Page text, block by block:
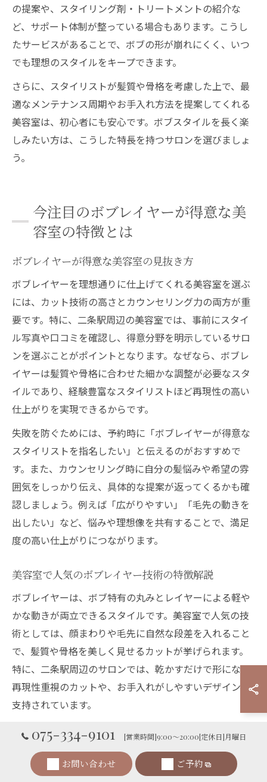
の提案や、スタイリング剤・トリートメントの紹介な
ど、サポート体制が整っている場合もあります。こうし
たサービスがあることで、ボブの形が崩れにくく、いつ
でも理想のスタイルをキープできます。
さらに、スタイリストが髪質や骨格を考慮した上で、最
適なメンテナンス周期やお手入れ方法を提案してくれる
美容室は、初心者にも安心です。ボブスタイルを長く楽
しみたい方は、こうした特長を持つサロンを選びましょ
う。
今注目のボブレイヤーが得意な美
容室の特徴とは
ボブレイヤーが得意な美容室の見抜き方
ボブレイヤーを理想通りに仕上げてくれる美容室を選ぶ
には、カット技術の高さとカウンセリング力の両方が重
要です。特に、二条駅周辺の美容室では、事前にスタイ
ル写真や口コミを確認し、得意分野を明示しているサロ
ンを選ぶことがポイントとなります。なぜなら、ボブレ
イヤーは髪質や骨格に合わせた細かな調整が必要なスタ
イルであり、経験豊富なスタイリストほど再現性の高い
仕上がりを実現できるからです。
失敗を防ぐためには、予約時に「ボブレイヤーが得意な
スタイリストを指名したい」と伝えるのがおすすめで
す。また、カウンセリング時に自分の髪悩みや希望の雰
囲気をしっかり伝え、具体的な提案が返ってくるかも確
認しましょう。例えば「広がりやすい」「毛先の動きを
出したい」など、悩みや理想像を共有することで、満足
度の高い仕上がりにつながります。
美容室で人気のボブレイヤー技術の特徴解説
ボブレイヤーは、ボブ特有の丸みとレイヤーによる軽や
かな動きが両立できるスタイルです。美容室で人気の技
術としては、顔まわりや毛先に自然な段差を入れること
で、髪質や骨格を美しく見せるカットが挙げられます。
特に、二条駅周辺のサロンでは、乾かすだけで形になる
再現性重視のカットや、お手入れがしやすいデザインが
支持されています。
ボブレイヤーをオーダーする際は、「動きが欲しい」
「丸みを残したい」など具体的な希望を伝えると良いで
しょう。サロンによっては、仕上げのスタイリング方法
075-334-9101 [営業時間]9:00～20:00[定休日]月曜日
お問い合わせ ご予約